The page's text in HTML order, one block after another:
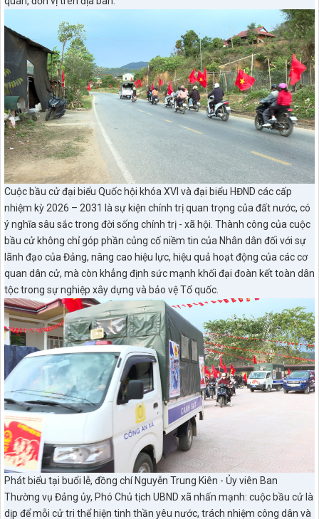
Cuộc bầu cử đại biểu Quốc hội khóa XVI và đại biểu HĐND các cấp
nhiệm kỳ 2026 – 2031 là sự kiện chính trị quan trọng của đất nước, có
ý nghĩa sâu sắc trong đời sống chính trị - xã hội. Thành công của cuộc
bầu cử không chỉ góp phần củng cố niềm tin của Nhân dân đối với sự
lãnh đạo của Đảng, nâng cao hiệu lực, hiệu quả hoạt động của các cơ
quan dân cử, mà còn khẳng định sức mạnh khối đại đoàn kết toàn dân
tộc trong sự nghiệp xây dựng và bảo vệ Tổ quốc.
Phát biểu tại buổi lễ, đồng chí Nguyễn Trung Kiên - Ủy viên Ban
Thường vụ Đảng ủy, Phó Chủ tịch UBND xã nhấn mạnh: cuộc bầu cử là
dịp để mỗi cử tri thể hiện tinh thần yêu nước, trách nhiệm công dân và